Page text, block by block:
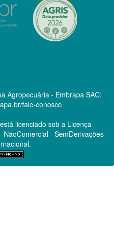
Agropecuária - Embrapa SAC:
fale-conosco
licenciado sob a Licença
- SemDerivações